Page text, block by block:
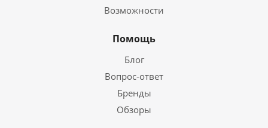
Возможности
Помощь
Блог
Вопрос-ответ
Бренды
Обзоры